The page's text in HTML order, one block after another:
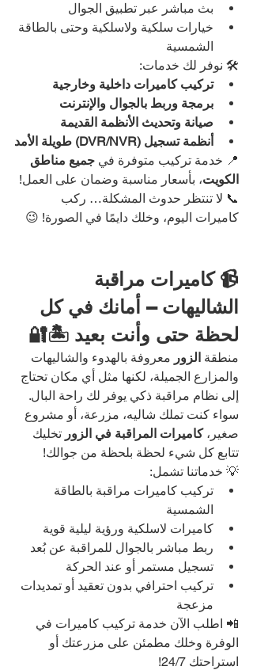
بث مباشر عبر تطبيق الجوال
خيارات سلكية ولاسلكية وحتى بالطاقة
الشمسية
🛠️ نوفر لك خدمات:
تركيب كاميرات داخلية وخارجية
برمجة وربط بالجوال والإنترنت
صيانة وتحديث الأنظمة القديمة
أنظمة تسجيل (DVR/NVR) طويلة الأمد
📍 خدمة تركيب متوفرة في جميع مناطق
الكويت، بأسعار مناسبة وضمان على العمل!
📞 لا تنتظر حدوث المشكلة… ركب
كاميرات اليوم، وخلك دايمًا في الصورة! 😉
📹 كاميرات مراقبة
الشاليهات – أمانك في كل
لحظة حتى وأنت بعيد 🏝️🔐
منطقة الزور معروفة بالهدوء والشاليهات
والمزارع الجميلة، لكنها مثل أي مكان تحتاج
إلى نظام مراقبة ذكي يوفر لك راحة البال.
سواء كنت تملك شاليه، مزرعة، أو مشروع
صغير، كاميرات المراقبة في الزور تخليك
تتابع كل شيء لحظة بلحظة من جوالك!
💡 خدماتنا تشمل:
تركيب كاميرات مراقبة بالطاقة
الشمسية
كاميرات لاسلكية ورؤية ليلية قوية
ربط مباشر بالجوال للمراقبة عن بُعد
تسجيل مستمر أو عند الحركة
تركيب احترافي بدون تعقيد أو تمديدات
مزعجة
📲 اطلب الآن خدمة تركيب كاميرات في
الوفرة وخلك مطمئن على مزرعتك أو
استراحتك 24/7!